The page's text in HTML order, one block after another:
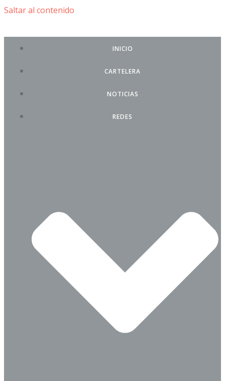
Saltar al contenido
INICIO
CARTELERA
NOTICIAS
REDES